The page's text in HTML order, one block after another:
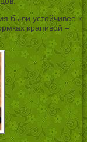
были устойчивее к
крапивой –